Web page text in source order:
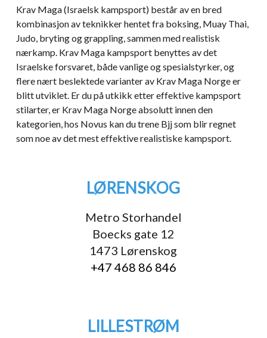
Krav Maga (Israelsk kampsport) består av en bred
kombinasjon av teknikker hentet fra boksing, Muay Thai,
Judo, bryting og grappling, sammen med realistisk
nærkamp. Krav Maga kampsport benyttes av det
Israelske forsvaret, både vanlige og spesialstyrker, og
flere nært beslektede varianter av Krav Maga Norge er
blitt utviklet. Er du på utkikk etter effektive kampsport
stilarter, er Krav Maga Norge absolutt innen den
kategorien, hos Novus kan du trene Bjj som blir regnet
som noe av det mest effektive realistiske kampsport.
LØRENSKOG
Metro Storhandel
Boecks gate 12
1473 Lørenskog
+47 468 86 846
LILLESTRØM